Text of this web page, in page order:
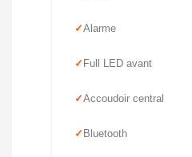
Alarme
Full LED avant
Accoudoir central
Bluetooth